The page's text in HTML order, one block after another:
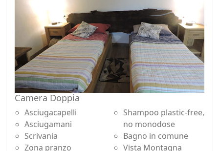
abbiamo ri-abitato il corte dedicandoci all’allevamento
di capre da latte e produzione di formaggi.
Vi accogliamo in una casa agrituristica risalente al 1920,
ristrutturata mantenendo le caratteristiche originali, in
sasso con tetto in piode come da tradizione del posto.
Legni trattati con impregnanti naturali, riscaldamento a
legna proveniente da fonti locali e pannelli solari.
La cucina propone cibi con prodotti dell’azienda,
formaggi caprini a latte crudo, freschi e stagionati,
taglieri con salumi misti, cotechini e carne secca, piatti
caldi con polenta e spezzatini di carni caprine e suine
del nostro allevamento. Uova, verdure dell’orto in base
alla disponibilità stagionale. Acqua da fonte della
Camera Doppia
Asciugacapelli
Asciugamani
Scrivania
Zona pranzo
Shampoo plastic-free,
no monodose
Bagno in comune
Vista Montagna